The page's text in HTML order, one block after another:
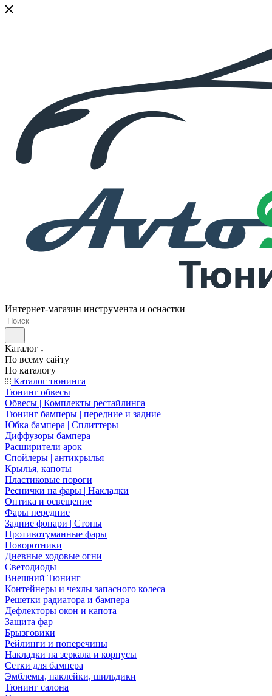
Интернет-магазин инструмента и оснастки
Каталог
По всему сайту
По каталогу
Каталог тюнинга
Тюнинг обвесы
Обвесы | Комплекты рестайлинга
Тюнинг бамперы | передние и задние
Юбка бампера | Сплиттеры
Диффузоры бампера
Расширители арок
Спойлеры | антикрылья
Крылья, капоты
Пластиковые пороги
Реснички на фары | Накладки
Оптика и освещение
Фары передние
Задние фонари | Стопы
Противотуманные фары
Поворотники
Дневные ходовые огни
Светодиоды
Внешний Тюнинг
Контейнеры и чехлы запасного колеса
Решетки радиатора и бампера
Дефлекторы окон и капота
Защита фар
Брызговики
Рейлинги и поперечины
Накладки на зеркала и корпусы
Сетки для бампера
Эмблемы, наклейки, шильдики
Тюнинг салона